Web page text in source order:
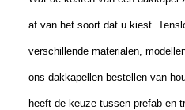
af van het soort dat u kiest.
verschillende materialen,
ons dakkapellen bestellen van
heeft de keuze tussen prefab en